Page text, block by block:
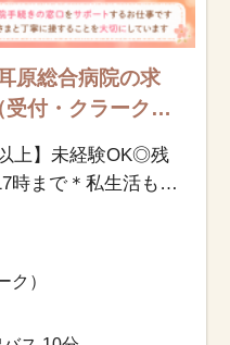
原総合病院の求
付・クラーク）/
上】未経験OK◎残
時まで＊私生活も充
ク）